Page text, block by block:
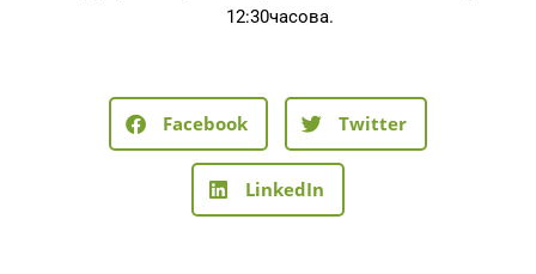
12:30часова.
Facebook Twitter
LinkedIn